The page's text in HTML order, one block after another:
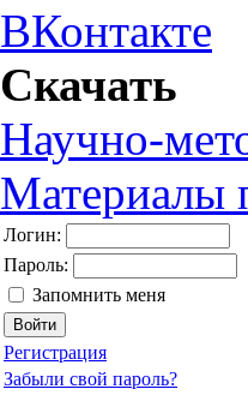
ВКонтакте
Скачать
Научно-
Материалы
Логин:
Пароль:
Запомнить меня
Регистрация
Забыли свой пароль?